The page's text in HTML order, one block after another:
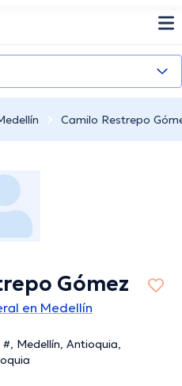
Camilo Restrepo
Gómez
en Medellín
Medellín, Antioquia,